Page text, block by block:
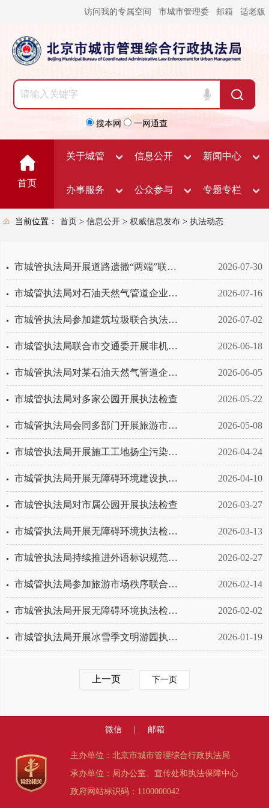
访问我的专属空间 市城市管理委 邮箱 适老版
搜本网 一网通查
首页
关于城管 信息公开 新闻中心
办事服务 公众参与 专题专栏
当前位置： 首页 > 信息公开 > 权威信息发布 > 执法动态
市城管执法局开展道路遗撒“两端”联合夜查 2026-07-30
市城管执法局对石油天然气管道企业及设施开展联合督导检查 2026-07-16
市城管执法局参加建筑垃圾联合执法检查 2026-07-02
市城管执法局联合市交通委开展非机动车停车设施执法检查 2026-06-18
市城管执法局对某石油天然气管道企业整改情况开展“回头看” 2026-06-05
市城管执法局对多家公园开展执法检查 2026-05-22
市城管执法局会同多部门开展旅游市场环境秩序联合检查 2026-05-08
市城管执法局开展施工工地扬尘污染治理联合执法检查 2026-04-24
市城管执法局开展无障碍环境建设执法检查暨宣传工作 2026-04-10
市城管执法局对市属公园开展执法检查 2026-03-27
市城管执法局开展无障碍环境执法检查暨宣传工作 2026-03-13
市城管执法局持续推进外语标识规范设置工作 2026-02-27
市城管执法局参加旅游市场秩序联合执法检查 2026-02-14
市城管执法局开展无障碍环境执法检查工作 2026-02-02
市城管执法局开展冰雪季文明游园执法检查 2026-01-19
上一页 下一页
微信 邮箱
主办单位：北京市城市管理综合行政执法局
承办单位：局办公室、宣传处和执法保障中心
政府网站标识码：1100000042